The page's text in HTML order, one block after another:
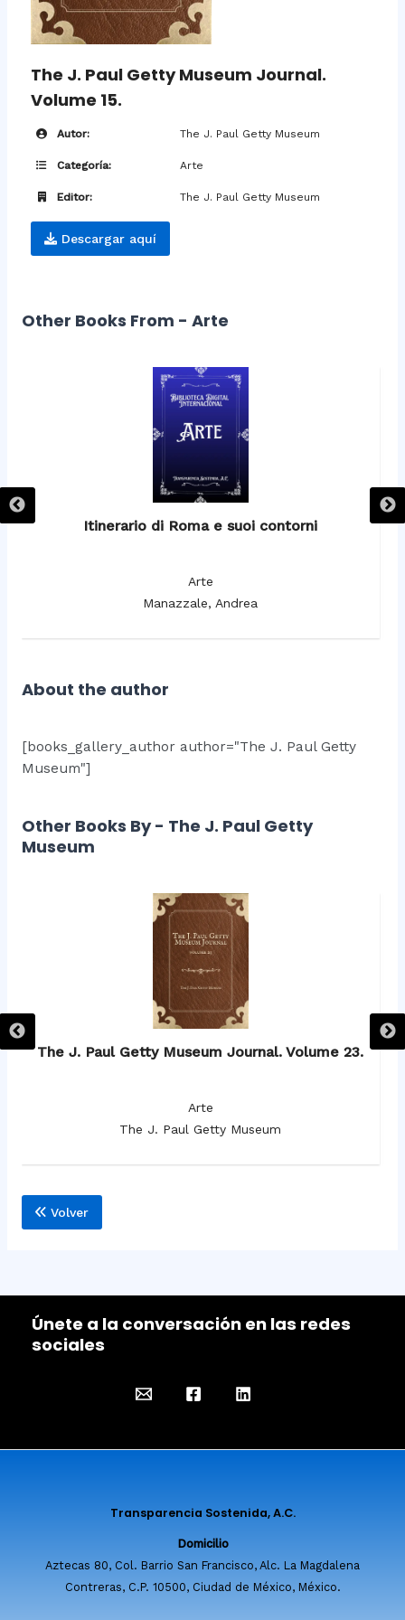
The J. Paul Getty Museum Journal.
Volume 15.
Autor: The J. Paul Getty Museum
Categoría: Arte
Editor: The J. Paul Getty Museum
Descargar aquí
Other Books From - Arte
Itinerario di Roma e suoi contorni
Arte
Manazzale, Andrea
About the author
[books_gallery_author author="The J. Paul Getty
Museum"]
Other Books By - The J. Paul Getty
Museum
The J. Paul Getty Museum Journal. Volume 23.
Arte
The J. Paul Getty Museum
Volver
Únete a la conversación en las redes
sociales
Transparencia Sostenida, A.C.
Domicilio
Aztecas 80, Col. Barrio San Francisco, Alc. La Magdalena
Contreras, C.P. 10500, Ciudad de México, México.